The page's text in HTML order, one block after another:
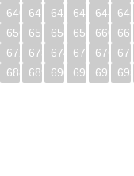
640
641 642 643 644 645
656
657 658 659 660 661
672
673 674 675 676 677
688
689 690 691 692 693